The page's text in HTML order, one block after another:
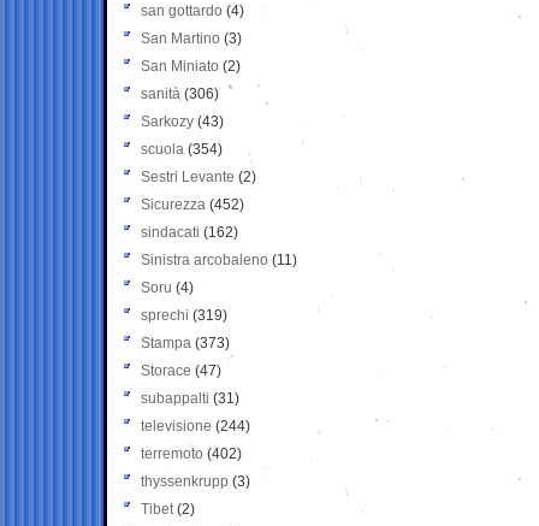
san gottardo (4)
San Martino (3)
San Miniato (2)
sanità (306)
Sarkozy (43)
scuola (354)
Sestri Levante (2)
Sicurezza (452)
sindacati (162)
Sinistra arcobaleno (11)
Soru (4)
sprechi (319)
Stampa (373)
Storace (47)
subappalti (31)
televisione(244)
terremoto (402)
thyssenkrupp (3)
Tibet(2)